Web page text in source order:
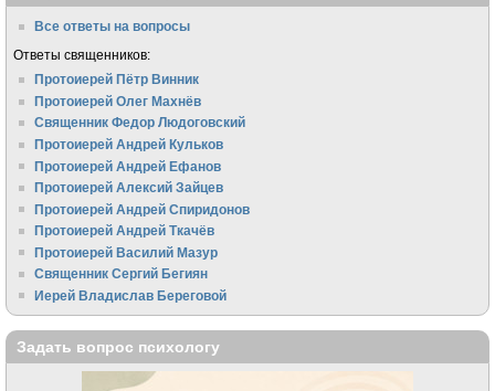
Все ответы на вопросы
Ответы священников:
Протоиерей Пётр Винник
Протоиерей Олег Махнёв
Священник Федор Людоговский
Протоиерей Андрей Кульков
Протоиерей Андрей Ефанов
Протоиерей Алексий Зайцев
Протоиерей Андрей Спиридонов
Протоиерей Андрей Ткачёв
Протоиерей Василий Мазур
Священник Сергий Бегиян
Иерей Владислав Береговой
Задать вопрос психологу